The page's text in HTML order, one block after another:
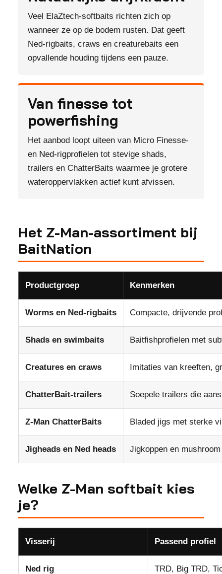
Veel ElaZtech-softbaits richten zich op
wanneer ze op de bodem rusten. Dat geeft
Ned-rigbaits, craws en creaturebaits een
opvallende houding tijdens een pauze.
Van finesse tot
powerfishing
Het aanbod loopt uiteen van Micro Finesse-
en Ned-rigprofielen tot stevige shads,
trailers en ChatterBaits waarmee je grotere
wateroppervlakken actief kunt afvissen.
Het Z-Man-assortiment bij
BaitNation
Productgroep Kenmerken
Worms en Ned-rigbaits Compacte, drijvende
Shads en swimbaits Baitfishprofielen met
Creatures en craws Imitaties van kreeften,
ChatterBait-trailers Soepele trailers die
Z-Man ChatterBaits Bladed jigs met sterke
Jigheads en Ned heads Jigkoppen en
Welke Z-Man softbait kies
je?
Visserij Passend profiel
Ned rig TRD, Big TRD,